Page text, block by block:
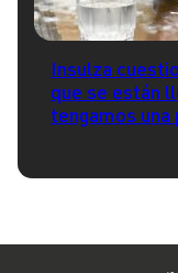
Insulza
que se están
tengamos